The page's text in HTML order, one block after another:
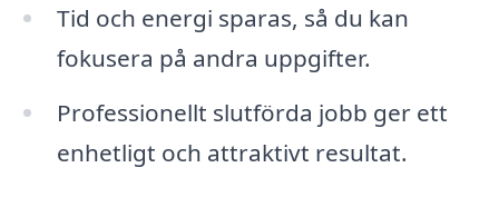
Tid och energi sparas, så du kan
fokusera på andra uppgifter.
Professionellt slutförda jobb ger ett
enhetligt och attraktivt resultat.